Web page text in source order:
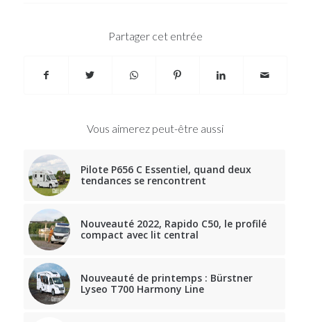
Partager cet entrée
Vous aimerez peut-être aussi
Pilote P656 C Essentiel, quand deux
tendances se rencontrent
Nouveauté 2022, Rapido C50, le profilé
compact avec lit central
Nouveauté de printemps : Bürstner
Lyseo T700 Harmony Line